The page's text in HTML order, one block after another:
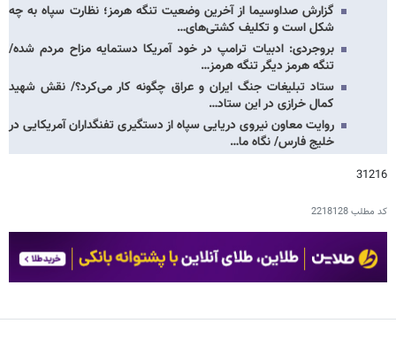
گزارش صداوسیما از آخرین وضعیت تنگه هرمز؛ نظارت سپاه به چه
شکل است و تکلیف کشتی‌های…
بروجردی: ادبیات ترامپ در خود آمریکا دستمایه مزاح مردم شده/
تنگه هرمز دیگر تنگه هرمز…
ستاد تبلیغات جنگ ایران و عراق چگونه کار می‌کرد؟/ نقش شهید
کمال خرازی در این ستاد…
روایت معاون نیروی دریایی سپاه از دستگیری تفنگداران آمریکایی در
خلیج فارس/ نگاه ما…
31216
کد مطلب2218128